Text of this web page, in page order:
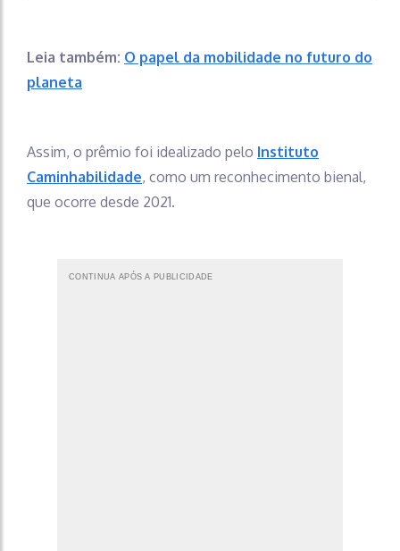
Leia também: O papel da mobilidade no futuro do
planeta
Assim, o prêmio foi idealizado pelo Instituto
Caminhabilidade, como um reconhecimento bienal,
que ocorre desde 2021.
CONTINUA APÓS A PUBLICIDADE